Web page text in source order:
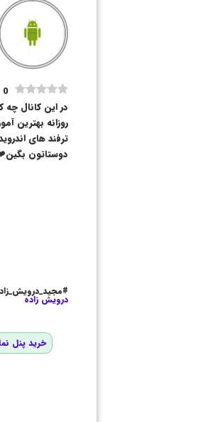
0
در این کانال چه
روزانه بهترین
دوستاتون
درویش زاده
خرید پنل